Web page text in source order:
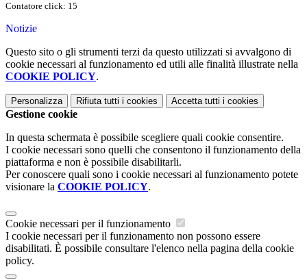
Contatore click: 15
Notizie
Questo sito o gli strumenti terzi da questo utilizzati si avvalgono di
cookie necessari al funzionamento ed utili alle finalità illustrate nella
COOKIE POLICY.
Personalizza Rifiuta tutti i cookies Accetta tutti i cookies
Gestione cookie
In questa schermata è possibile scegliere quali cookie consentire.
I cookie necessari sono quelli che consentono il funzionamento della
piattaforma e non è possibile disabilitarli.
Per conoscere quali sono i cookie necessari al funzionamento potete
visionare la COOKIE POLICY.
Cookie necessari per il funzionamento
I cookie necessari per il funzionamento non possono essere
disabilitati. È possibile consultare l'elenco nella pagina della cookie
policy.